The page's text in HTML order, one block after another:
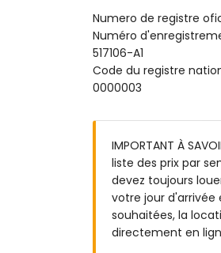
d'un lave-
pain et d'un
Chambres et salles
Chambre
Chambre
chaussée
Salle de bains
chaussée)
Salle de bains
Chambre d'hôtes
Séjour avec TV
Numero de registre
Numéro
517106-A1
Code du registre
0000003
IMPORTANT À
liste des prix par
devez toujours
votre jour d'arrivée
souhaitées, la
directement en